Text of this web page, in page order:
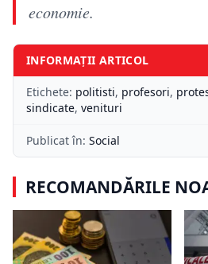
economie.
INFORMAȚII ARTICOL
Etichete: politisti, profesori,
sindicate, venituri
Publicat în: Social
RECOMANDĂRILE